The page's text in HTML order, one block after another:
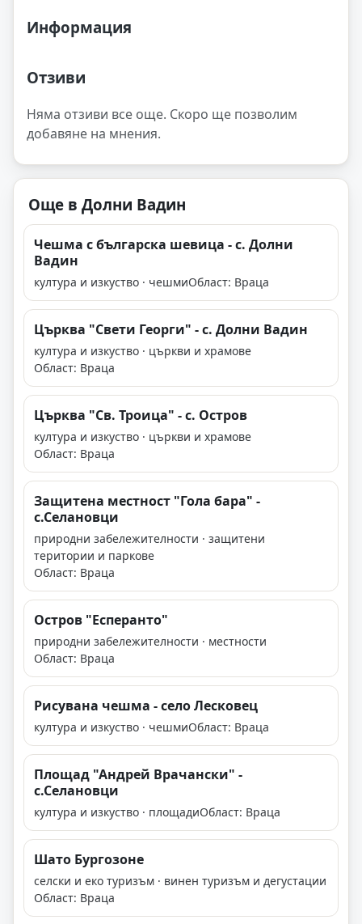
Информация
Отзиви
Няма отзиви все още. Скоро ще позволим
добавяне на мнения.
Още в Долни Вадин
Чешма с българска шевица - с. Долни
Вадин
култура и изкуство · чешмиОбласт: Враца
Църква "Свети Георги" - с. Долни Вадин
култура и изкуство · църкви и храмове
Област: Враца
Църква "Св. Троица" - с. Остров
култура и изкуство · църкви и храмове
Област: Враца
Защитена местност "Гола бара" -
с.Селановци
природни забележителности · защитени
територии и паркове
Област: Враца
Остров "Есперанто"
природни забележителности · местности
Област: Враца
Рисувана чешма - село Лесковец
култура и изкуство · чешмиОбласт: Враца
Площад "Андрей Врачански" -
с.Селановци
култура и изкуство · площадиОбласт: Враца
Шато Бургозоне
селски и еко туризъм · винен туризъм и дегустации
Област: Враца